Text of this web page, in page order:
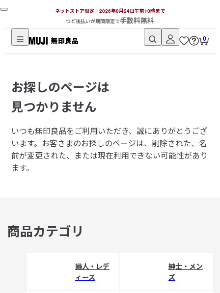
ネットストア限定｜2026年8月24日午前10時まで
つど後払いが期間限定で手数料無料
無
品
ネ
ッ
ト
ス
ト
ア
0
お探しのページは
見つかりません
いつも無印良品をご利用いただき、誠にありがとうござ
います。 お客さまのお探しのページは、削除された、名
前が変更された、または現在利用できない可能性があり
ます。
商品カテゴリ
婦人・レデ
ィース
紳士・メン
ズ